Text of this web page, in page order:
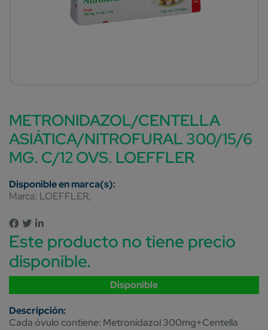
METRONIDAZOL/CENTELLA
ASIÁTICA/NITROFURAL 300/15/6
MG. C/12 OVS. LOEFFLER
Marca: LOEFFLER
Este producto no tiene precio
disponible.
Disponible
Cada óvulo contiene: Metronidazol 300mg+Centella